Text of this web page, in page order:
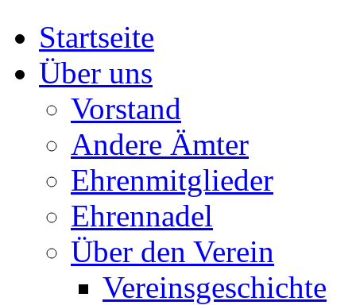
Startseite
Über uns
Vorstand
Andere Ämter
Ehrenmitglieder
Ehrennadel
Über den Verein
Vereinsgeschichte